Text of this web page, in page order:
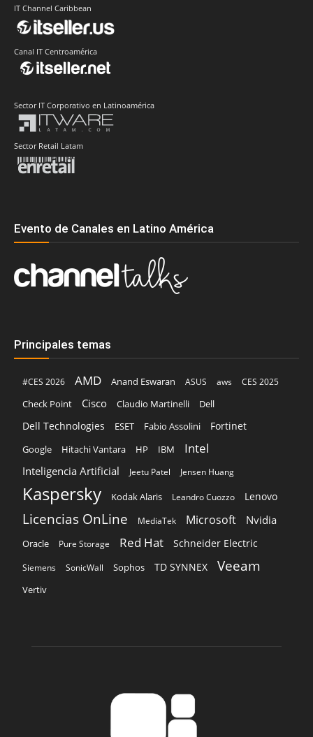
IT Channel Caribbean
Canal IT Centroamérica
Sector IT Corporativo en Latinoamérica
Sector Retail Latam
Evento de Canales en Latino América
Principales temas
#CES 2026 AMD Anand Eswaran ASUS aws
CES 2025
Check Point
Cisco Claudio Martinelli Dell
Dell Technologies ESET Fabio Assolini Fortinet
Google Hitachi Vantara HP IBM Intel
Inteligencia Artificial Jeetu Patel Jensen Huang
Kaspersky Kodak Alaris Leandro Cuozzo Lenovo
Licencias OnLine MediaTek Microsoft Nvidia
Oracle Pure Storage Red Hat Schneider Electric
Siemens SonicWall Sophos TD SYNNEX Veeam
Vertiv